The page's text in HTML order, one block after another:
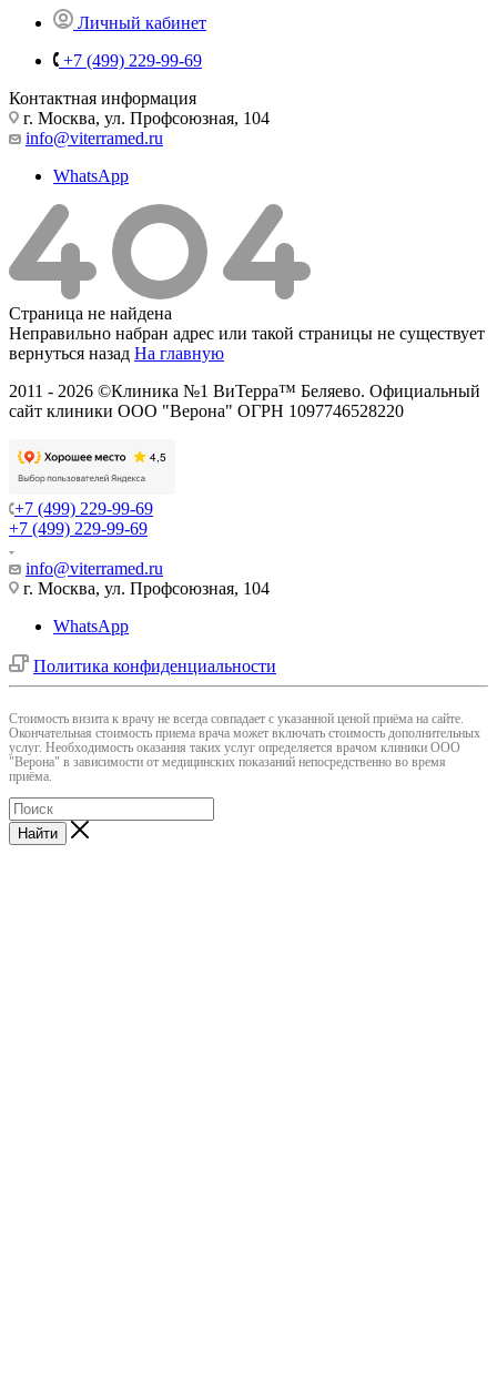
Личный кабинет
+7 (499) 229-99-69
Контактная информация
г. Москва, ул. Профсоюзная, 104
info@viterramed.ru
WhatsApp
Страница не найдена
Неправильно набран адрес или такой страницы не существует
вернуться назад На главную
2011 - 2026 ©Клиника №1 ВиТерра™ Беляево. Официальный
сайт клиники ООО "Верона" ОГРН 1097746528220
+7 (499) 229-99-69
+7 (499) 229-99-69
info@viterramed.ru
г. Москва, ул. Профсоюзная, 104
WhatsApp
Политика конфиденциальности
Cтоимость визита к врачу не всегда совпадает с указанной ценой приёма на сайте.
Окончательная стоимость приема врача может включать стоимость дополнительных
услуг. Необходимость оказания таких услуг определяется врачом клиники ООО
"Верона" в зависимости от медицинских показаний непосредственно во время
приёма.
Найти